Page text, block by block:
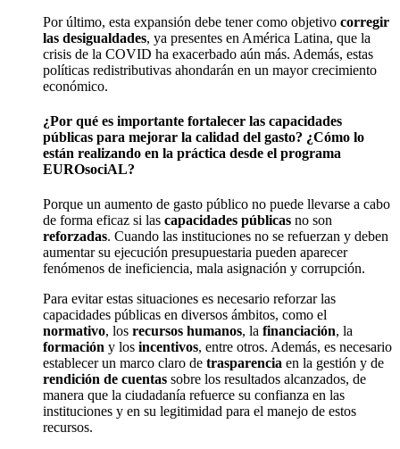
Por último, esta expansión debe tener como objetivo corregir
las desigualdades, ya presentes en América Latina, que la
crisis de la COVID ha exacerbado aún más. Además, estas
políticas redistributivas ahondarán en un mayor crecimiento
económico.
¿Por qué es importante fortalecer las capacidades
públicas para mejorar la calidad del gasto? ¿Cómo lo
están realizando en la práctica desde el programa
EUROsociAL?
Porque un aumento de gasto público no puede llevarse a cabo
de forma eficaz si las capacidades públicas no son
reforzadas. Cuando las instituciones no se refuerzan y deben
aumentar su ejecución presupuestaria pueden aparecer
fenómenos de ineficiencia, mala asignación y corrupción.
Para evitar estas situaciones es necesario reforzar las
capacidades públicas en diversos ámbitos, como el
normativo, los recursos humanos, la financiación, la
formación y los incentivos, entre otros. Además, es necesario
establecer un marco claro de trasparencia en la gestión y de
rendición de cuentas sobre los resultados alcanzados, de
manera que la ciudadanía refuerce su confianza en las
instituciones y en su legitimidad para el manejo de estos
recursos.